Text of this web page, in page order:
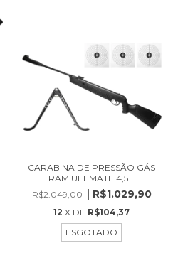
CARABINA DE PRESSÃO GÁS
RAM ULTIMATE 4,5...
R$2.049,00
R$1.029,90
12 X DE R$104,37
ESGOTADO